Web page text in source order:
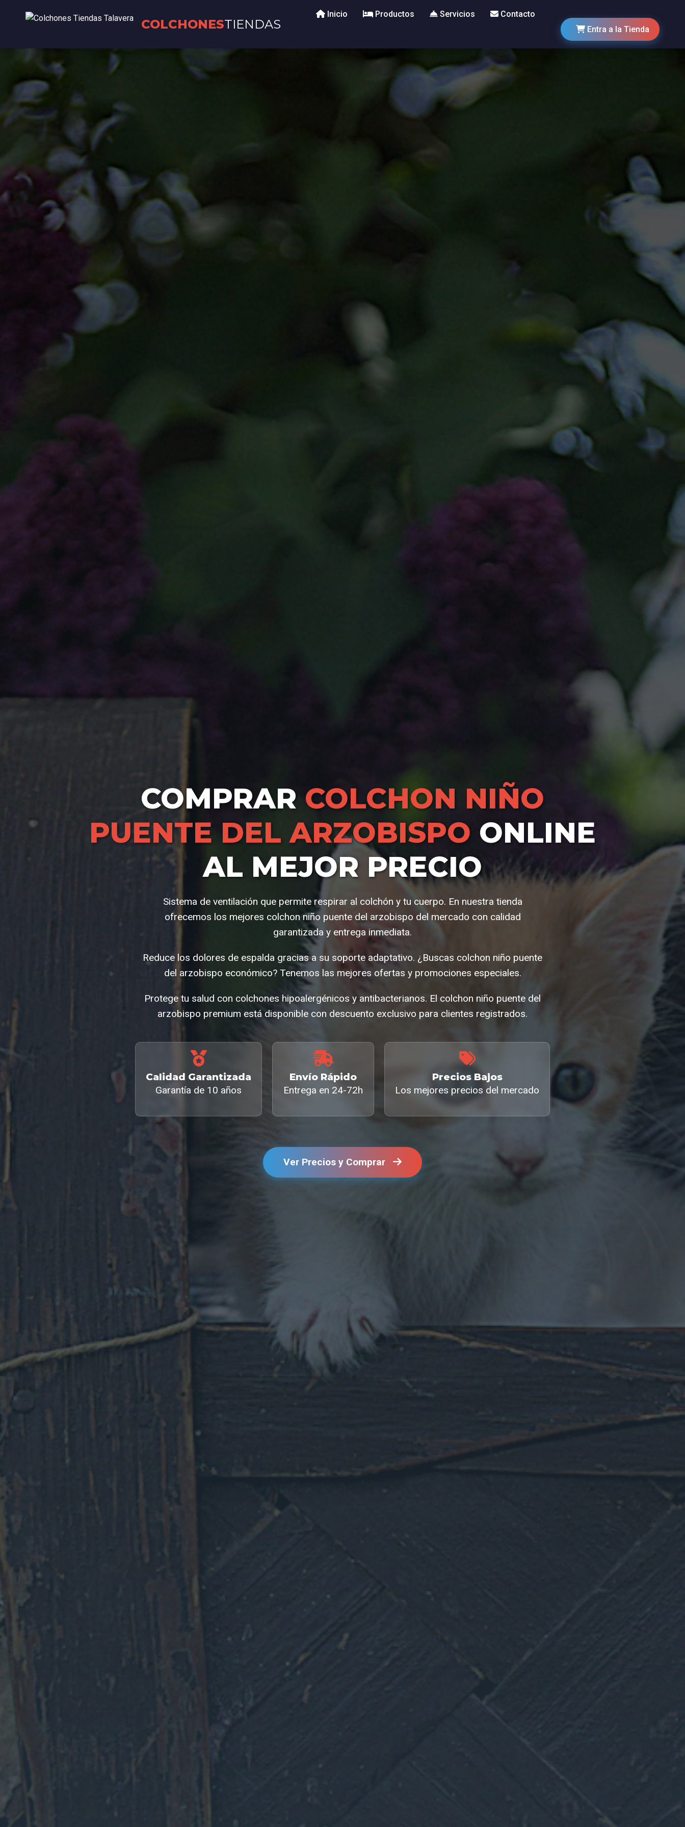
COLCHONESTIENDAS
Inicio Productos Servicios
Contacto
Entra a la Tienda
COMPRAR COLCHON NIÑO
PUENTE DEL ARZOBISPO ONLINE
AL MEJOR PRECIO
Sistema de ventilación que permite respirar al colchón y tu cuerpo. En nuestra tienda
ofrecemos los mejores colchon niño puente del arzobispo del mercado con calidad
garantizada y entrega inmediata.
Reduce los dolores de espalda gracias a su soporte adaptativo. ¿Buscas colchon niño puente
del arzobispo económico? Tenemos las mejores ofertas y promociones especiales.
Protege tu salud con colchones hipoalergénicos y antibacterianos. El colchon niño puente del
arzobispo premium está disponible con descuento exclusivo para clientes registrados.
Calidad Garantizada
Garantía de 10 años
Envío Rápido
Entrega en 24-72h
Precios Bajos
Los mejores precios del mercado
Ver Precios y Comprar